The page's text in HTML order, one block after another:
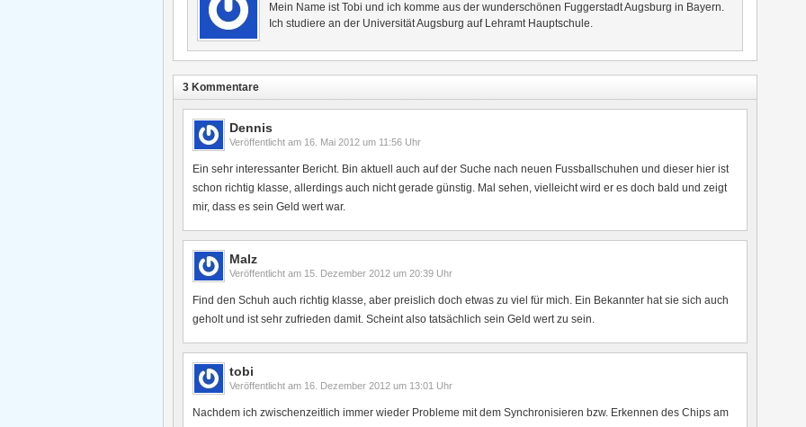
Mein Name ist Tobi und ich komme aus der wunderschönen Fuggerstadt Augsburg in Bayern.
Ich studiere an der Universität Augsburg auf Lehramt Hauptschule.
3 Kommentare
Dennis
Veröffentlicht am 16. Mai 2012 um 11:56 Uhr
Ein sehr interessanter Bericht. Bin aktuell auch auf der Suche nach neuen Fussballschuhen und dieser hier ist
schon richtig klasse, allerdings auch nicht gerade günstig. Mal sehen, vielleicht wird er es doch bald und zeigt
mir, dass es sein Geld wert war.
Malz
Veröffentlicht am 15. Dezember 2012 um 20:39 Uhr
Find den Schuh auch richtig klasse, aber preislich doch etwas zu viel für mich. Ein Bekannter hat sie sich auch
geholt und ist sehr zufrieden damit. Scheint also tatsächlich sein Geld wert zu sein.
tobi
Veröffentlicht am 16. Dezember 2012 um 13:01 Uhr
Nachdem ich zwischenzeitlich immer wieder Probleme mit dem Synchronisieren bzw. Erkennen des Chips am